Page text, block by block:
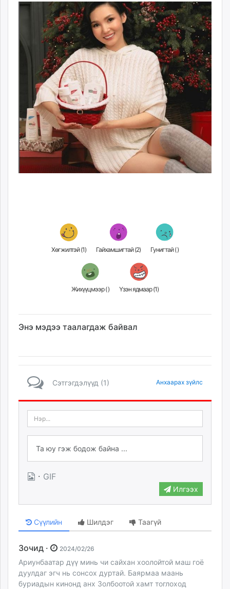
Хөгжилтэй (1) Гайхамшигтай (2) Гунигтай ()
Жихүүцмээр () Үзэн ядмаар (1)
Энэ мэдээ таалагдаж байвал
Сэтгэгдэлүүд (1) Анхаарах зүйлс
· GIF
Илгээх
Сүүлийн Шилдэг Таагүй
Зочид · 2024/02/26
Ариунбаатар дүү минь чи сайхан хоолойтой маш гоё
дуулдаг эгч нь сонсох дуртай. Баярмаа маань
буриадын кинонд анх Золбоотой хамт тоглоход